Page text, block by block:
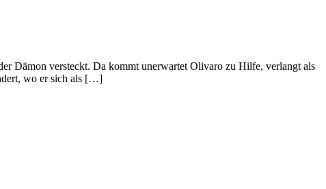
Dämon versteckt. Da kommt unerwartet Olivaro zu Hilfe, verlangt als
wo er sich als […]